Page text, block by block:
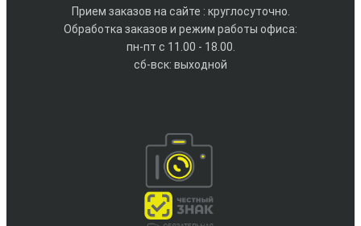
Прием заказов на сайте : круглосуточно.
Обработка заказов и режим работы офиса:
пн-пт с 11.00 - 18.00.
сб-вск: выходной